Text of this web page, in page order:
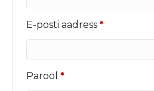
E-posti aadress *Nõutud
Parool *Nõutud